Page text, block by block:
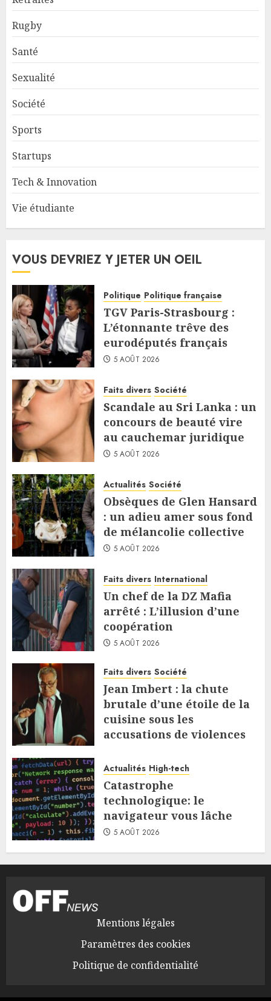
Rugby
Santé
Sexualité
Société
Sports
Startups
Tech & Innovation
Vie étudiante
VOUS DEVRIEZ Y JETER UN OEIL
Politique Politique française
TGV Paris-Strasbourg :
L’étonnante trêve des
eurodéputés français
5 AOÛT 2026
Faits divers Société
Scandale au Sri Lanka : un
concours de beauté vire
au cauchemar juridique
5 AOÛT 2026
Actualités Société
Obsèques de Glen Hansard
: un adieu amer sous fond
de mélancolie collective
5 AOÛT 2026
Faits divers International
Un chef de la DZ Mafia
arrêté : L’illusion d’une
coopération
5 AOÛT 2026
Faits divers Société
Jean Imbert : la chute
brutale d’une étoile de la
cuisine sous les
accusations de violences
Actualités High-tech
Catastrophe
technologique: le
navigateur vous lâche
5 AOÛT 2026
Mentions légales
Paramètres des cookies
Politique de confidentialité